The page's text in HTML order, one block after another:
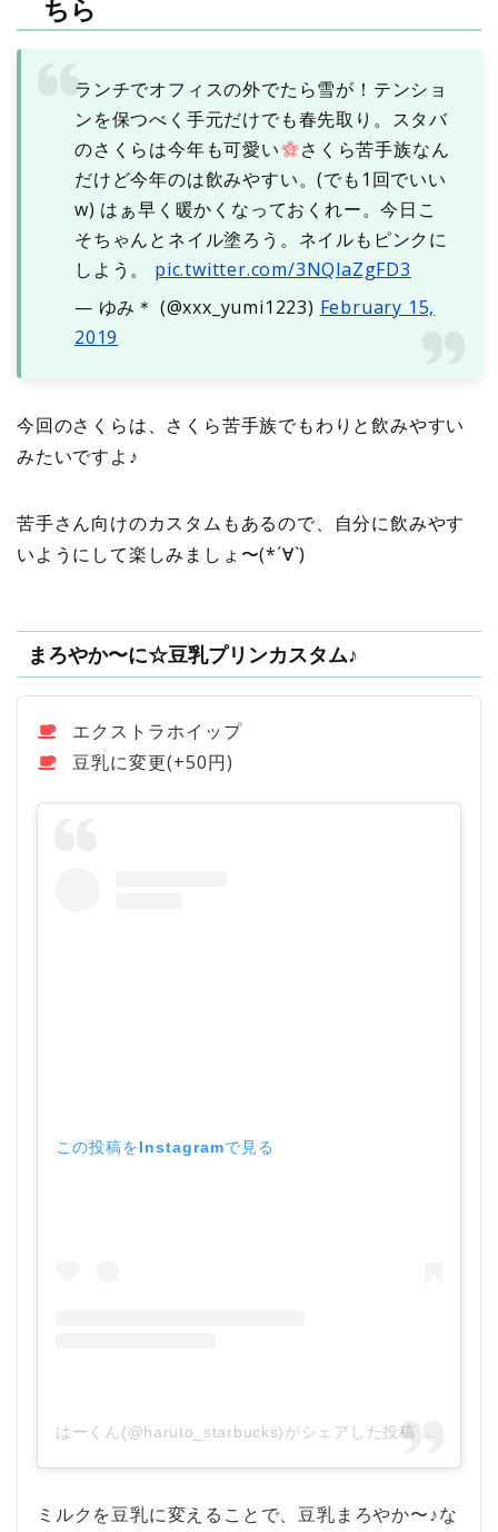
ちら
ランチでオフィスの外でたら雪が！テンショ
ンを保つべく手元だけでも春先取り。スタバ
のさくらは今年も可愛い
さくら苦手族なん
だけど今年のは飲みやすい。(でも1回でいい
w) はぁ早く暖かくなっておくれー。今日こ
そちゃんとネイル塗ろう。ネイルもピンクに
しよう。 pic.twitter.com/3NQlaZgFD3
— ゆみ＊ (@xxx_yumi1223) February 15,
2019
今回のさくらは、さくら苦手族でもわりと飲みやすい
みたいですよ♪
苦手さん向けのカスタムもあるので、自分に飲みやす
いようにして楽しみましょ〜(*´∀`)
まろやか〜に☆豆乳プリンカスタム♪
エクストラホイップ
豆乳に変更(+50円)
この投稿をInstagramで見る
はーくん(@haruto_starbucks)がシェアした投稿
ミルクを豆乳に変えることで、豆乳まろやか〜♪な